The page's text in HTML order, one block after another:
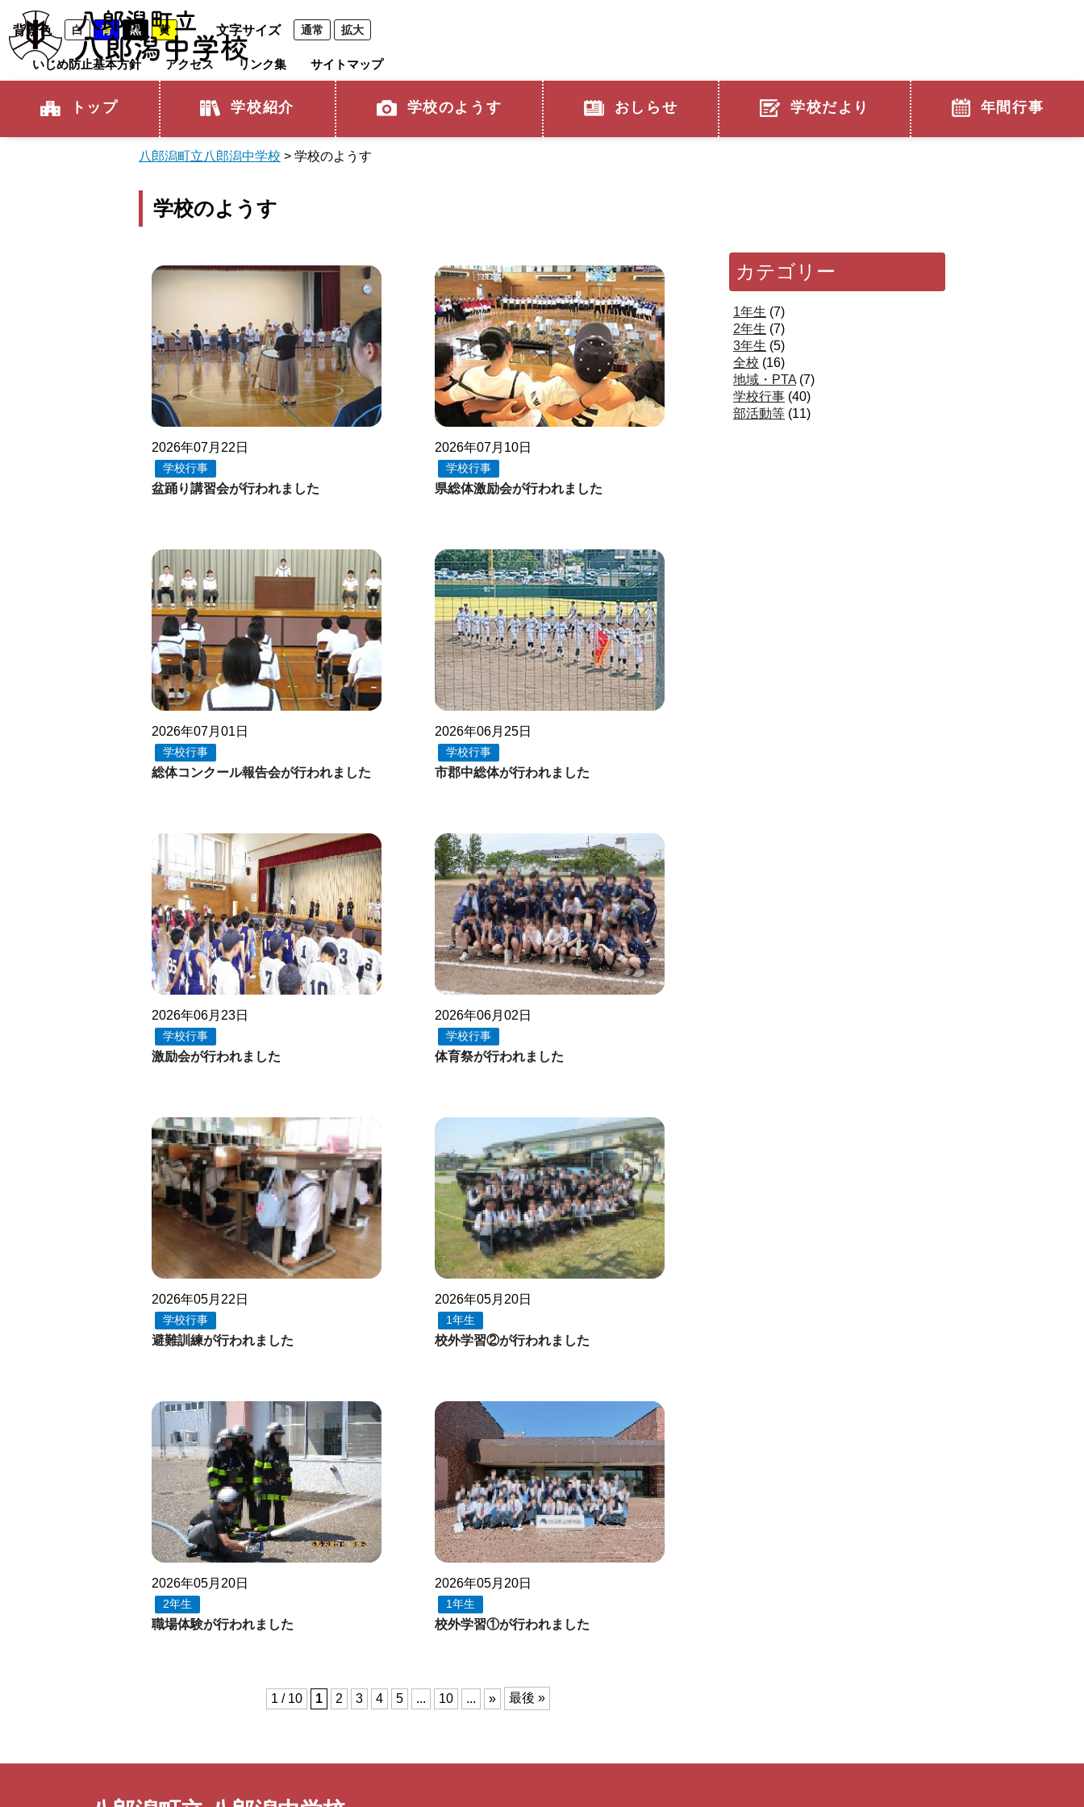
背景色 白 青 黒 黄 文字サイズ 通常 拡大
いじめ防止基本方針 アクセス リンク集 サイトマップ
トップ 学校紹介 学校のようす おしらせ 学校だより 年間行事
八郎潟町立八郎潟中学校 > 学校のようす
学校のようす
2026年07月22日
学校行事
盆踊り講習会が行われました
2026年07月10日
学校行事
県総体激励会が行われました
2026年07月01日
学校行事
総体コンクール報告会が行われました
2026年06月25日
学校行事
市郡中総体が行われました
2026年06月23日
学校行事
激励会が行われました
2026年06月02日
学校行事
体育祭が行われました
2026年05月22日
学校行事
避難訓練が行われました
2026年05月20日
1年生
校外学習②が行われました
2026年05月20日
2年生
職場体験が行われました
2026年05月20日
1年生
校外学習①が行われました
1 / 10 1 2 3 4 5 ... 10 ... » 最後 »
カテゴリー
1年生 (7)
2年生 (7)
3年生 (5)
全校 (16)
地域・PTA (7)
学校行事 (40)
部活動等 (11)